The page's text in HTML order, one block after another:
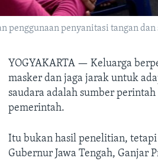
penggunaan penyanitasi tangan
YOGYAKARTA —Keluarga
masker dan jaga jarak untuk
saudara adalah sumber
pemerintah.
Itu bukan hasil penelitian,
Gubernur Jawa Tengah, Ganjar